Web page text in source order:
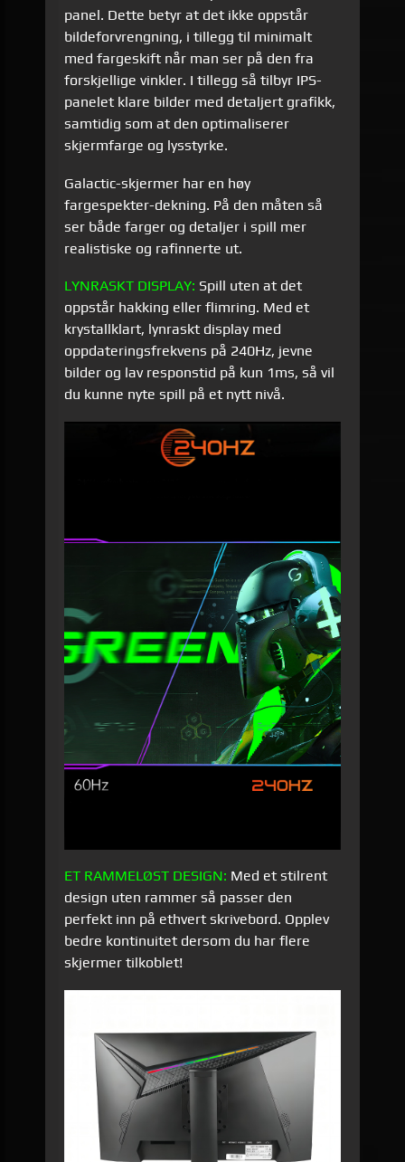
panel. Dette betyr at det ikke oppstår
bildeforvrengning, i tillegg til minimalt
med fargeskift når man ser på den fra
forskjellige vinkler. I tillegg så tilbyr IPS-
panelet klare bilder med detaljert grafikk,
samtidig som at den optimaliserer
skjermfarge og lysstyrke.
Galactic-skjermer har en høy
fargespekter-dekning. På den måten så
ser både farger og detaljer i spill mer
realistiske og rafinnerte ut.
LYNRASKT DISPLAY: Spill uten at det
oppstår hakking eller flimring. Med et
krystallklart, lynraskt display med
oppdateringsfrekvens på 240Hz, jevne
bilder og lav responstid på kun 1ms, så vil
du kunne nyte spill på et nytt nivå.
ET RAMMELØST DESIGN: Med et stilrent
design uten rammer så passer den
perfekt inn på ethvert skrivebord. Opplev
bedre kontinuitet dersom du har flere
skjermer tilkoblet!